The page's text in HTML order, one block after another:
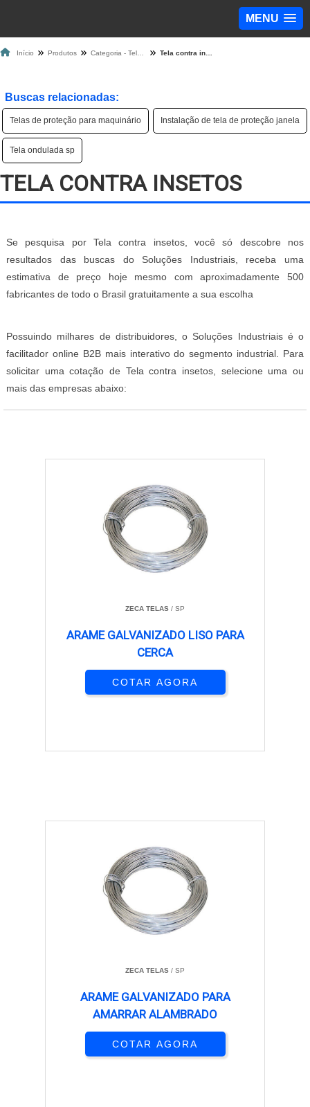
MENU
Início Produtos
Buscas relacionadas:
Telas de proteção para maquinário Instalação de tela de proteção janela
Tela ondulada sp
TELA CONTRA INSETOS
Se pesquisa por Tela contra insetos, você só descobre nos
resultados das buscas do Soluções Industriais, receba uma
estimativa de preço hoje mesmo com aproximadamente 500
fabricantes de todo o Brasil gratuitamente a sua escolha
Possuindo milhares de distribuidores, o Soluções Industriais é o
facilitador online B2B mais interativo do segmento industrial. Para
solicitar uma cotação de Tela contra insetos, selecione uma ou
mais das empresas abaixo:
ZECA TELAS / SP
ARAME GALVANIZADO LISO PARA
CERCA
COTAR AGORA
ZECA TELAS / SP
ARAME GALVANIZADO PARA
AMARRAR ALAMBRADO
COTAR AGORA